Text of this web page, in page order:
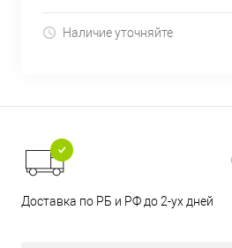
Наличие уточняйте
Доставка по РБ и РФ до 2-ух дней